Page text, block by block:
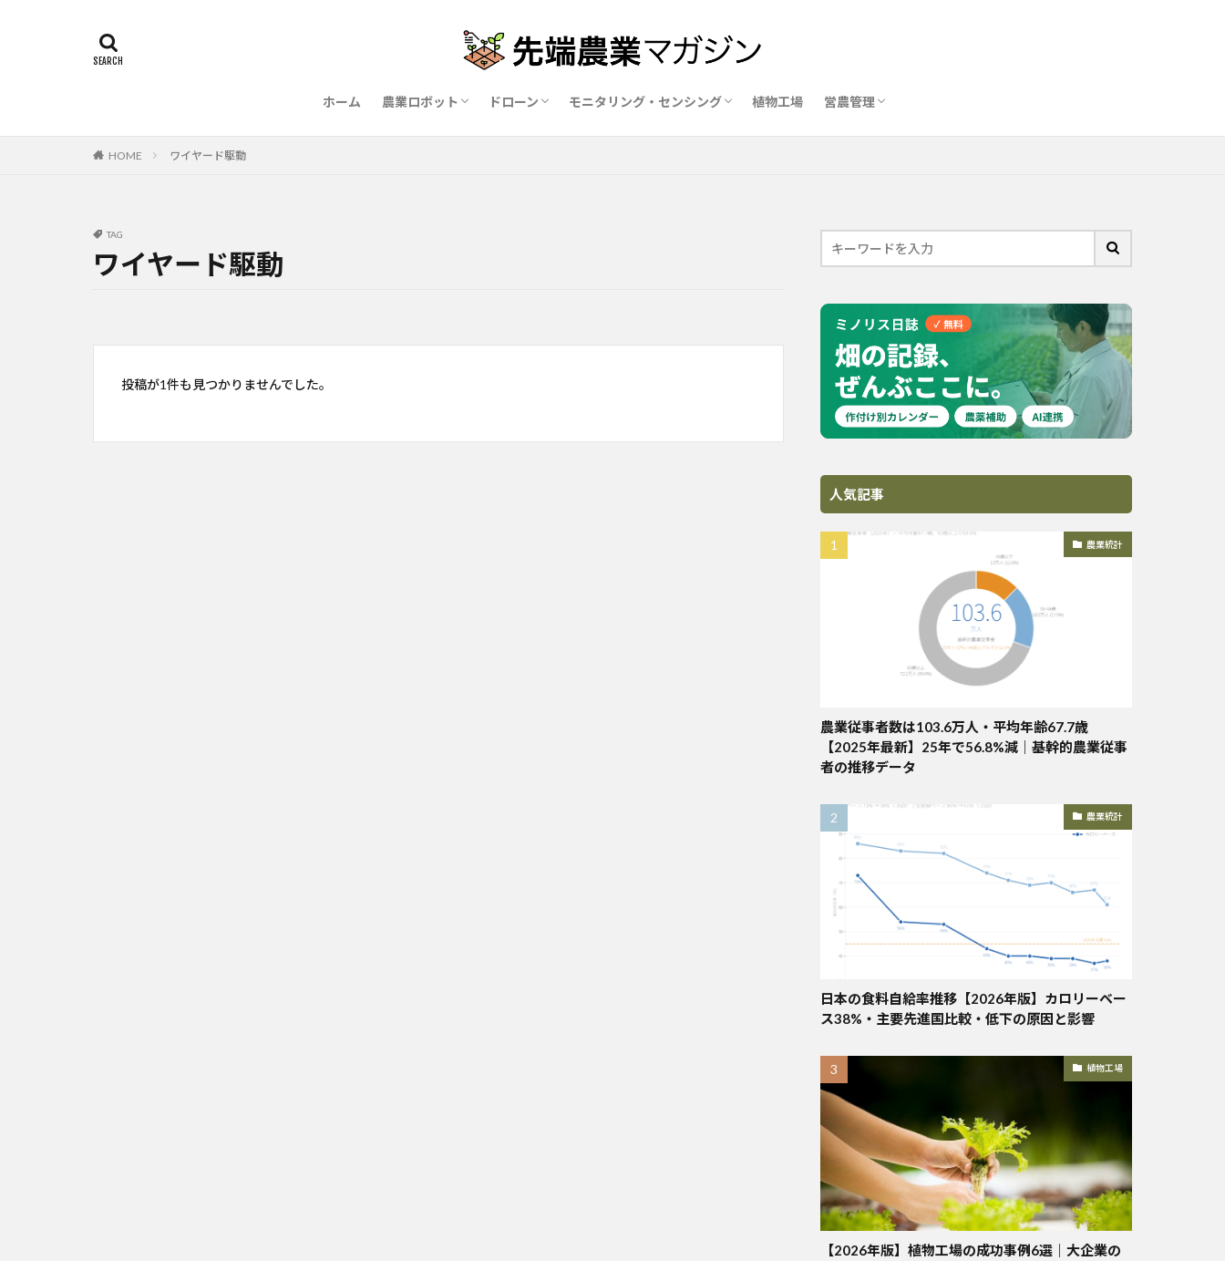
ホーム 農業ロボット
農業ロボットメーカー比較15社
ドローン
ドローン農薬散布の代行業者比較
ハウス用遮光剤・遮熱剤の比較
モニタリング・センシング
農業用環境制御システム比較
植物工場 営農管理
圃場管理アプリおすすめ10選
農業用トイレ比較
バイオスティミュラント完全ガイド
HOME ワイヤード駆動
TAG
ワイヤード駆動
投稿が1件も見つかりませんでした。
人気記事
農業統計
農業従事者数は103.6万人・平均年齢67.7歳
【2025年最新】25年で56.8%減｜基幹的農業従事
者の推移データ
農業統計
日本の食料自給率推移【2026年版】カロリーベー
ス38%・主要先進国比較・低下の原因と影響
植物工場
【2026年版】植物工場の成功事例6選｜大企業の